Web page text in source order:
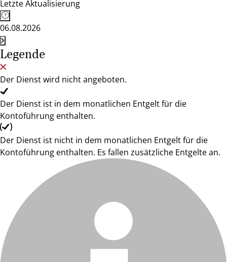
Letzte Aktualisierung
06.08.2026
Legende
Der Dienst wird nicht angeboten.
Der Dienst ist in dem monatlichen Entgelt für die
Kontoführung enthalten.
Der Dienst ist nicht in dem monatlichen Entgelt für die
Kontoführung enthalten. Es fallen zusätzliche Entgelte an.